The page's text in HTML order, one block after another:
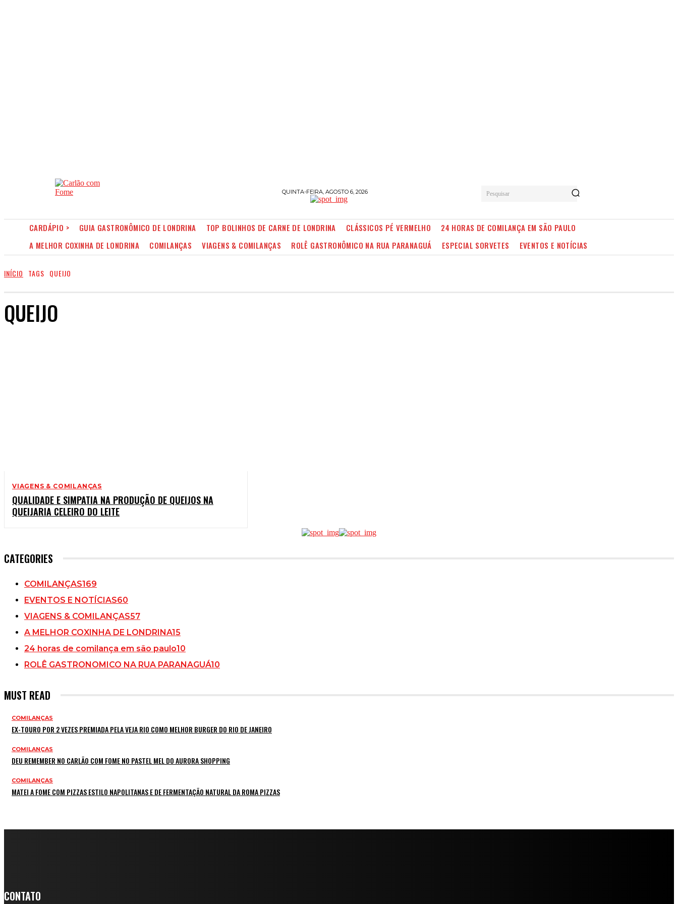
QUINTA-FEIRA, AGOSTO 6, 2026 Pesquisar
CARDÁPIO > GUIA GASTRONÔMICO DE LONDRINA TOP BOLINHOS DE CARNE DE LONDRINA CLÁSSICOS PÉ VERMELHO
24 HORAS DE COMILANÇA EM SÃO PAULO
A MELHOR COXINHA DE LONDRINA
COMILANÇAS VIAGENS & COMILANÇAS ROLÊ GASTRONÔMICO NA RUA PARANAGUÁ ESPECIAL SORVETES EVENTOS E NOTÍCIAS
INÍCIO TAGS QUEIJO
QUEIJO
VIAGENS & COMILANÇAS
QUALIDADE E SIMPATIA NA PRODUÇÃO DE QUEIJOS NA
QUEIJARIA CELEIRO DO LEITE
CATEGORIES
COMILANÇAS169
EVENTOS E NOTÍCIAS60
VIAGENS & COMILANÇAS57
A MELHOR COXINHA DE LONDRINA15
24 horas de comilança em são paulo10
ROLÊ GASTRONOMICO NA RUA PARANAGUÁ10
MUST READ
COMILANÇAS
EX-TOURO POR 2 VEZES PREMIADA PELA VEJA RIO COMO MELHOR BURGER DO RIO DE JANEIRO
COMILANÇAS
DEU REMEMBER NO CARLÃO COM FOME NO PASTEL MEL DO AURORA SHOPPING
COMILANÇAS
MATEI A FOME COM PIZZAS ESTILO NAPOLITANAS E DE FERMENTAÇÃO NATURAL DA ROMA PIZZAS
CONTATO